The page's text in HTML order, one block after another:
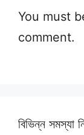
You must
comment.
বিভিন্ন